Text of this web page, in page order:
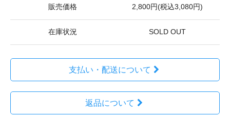
販売価格 2,800円(税込3,080円)
在庫状況 SOLD OUT
支払い・配送について
返品について